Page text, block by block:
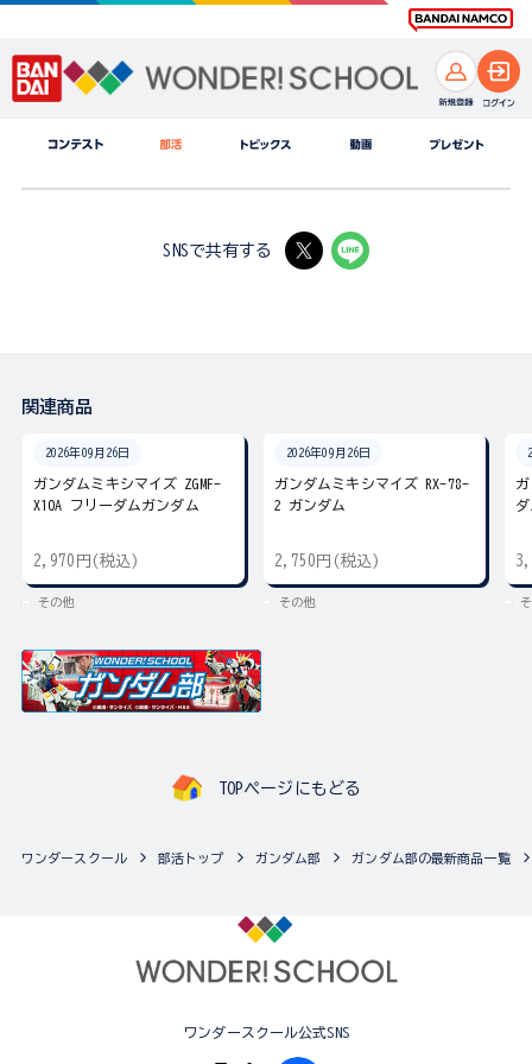
SNSで共有する
関連商品
2026年09月26日
ガンダムミキシマイズ ZGMF-
X10A フリーダムガンダム
2,970円(税込)
その他
2026年09月26日
ガンダムミキシマイズ RX-78-
2 ガンダム
2,750円(税込)
その他
TOPページにもどる
ワンダースクール 部活トップ ガンダム部 ガンダム部の最新商品一覧
ワンダースクール公式SNS